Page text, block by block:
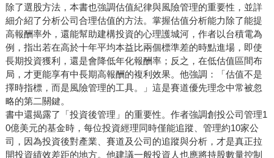
除了選股方法，本書也強調估值紀律與風險管理的重要性，並詳
細介紹了分析公司合理估值的方法。掌握估值分析能力除了能提
高報酬率外，還能幫助建構投資的心理護城河，作者以台積電為
例，指出若在高於十年平均本益比兩個標準差的時點進場，即使
長期投資獲利，還是會降低年化報酬率；反之，在低估值區間布
局，才更能享有中長期高報酬的複利效果。他強調：「估值不是
擇時指標，而是風險管理的工具。」這是賽道優先理念中常被忽
略的第二關鍵。
書中還揭露了「投資後管理」的重要性。作者強調創投公司管理1
0億美元的基金時，每位投資經理同時僅能追蹤、管理約10家公
司，因為投資後對產業、賽道及公司的追蹤與分析，才是真正拉
開投資績效差距的地方。他建議一般投資人也應將持股數量控制